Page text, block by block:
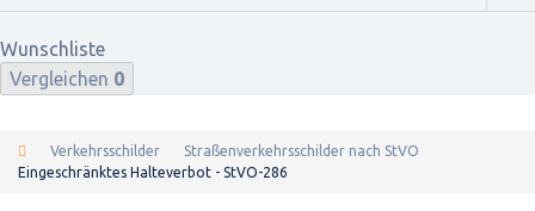
Wunschliste
Vergleichen 0
Verkehrsschilder
Straßenverkehrsschilder nach StVO
Eingeschränktes Halteverbot - StVO-286